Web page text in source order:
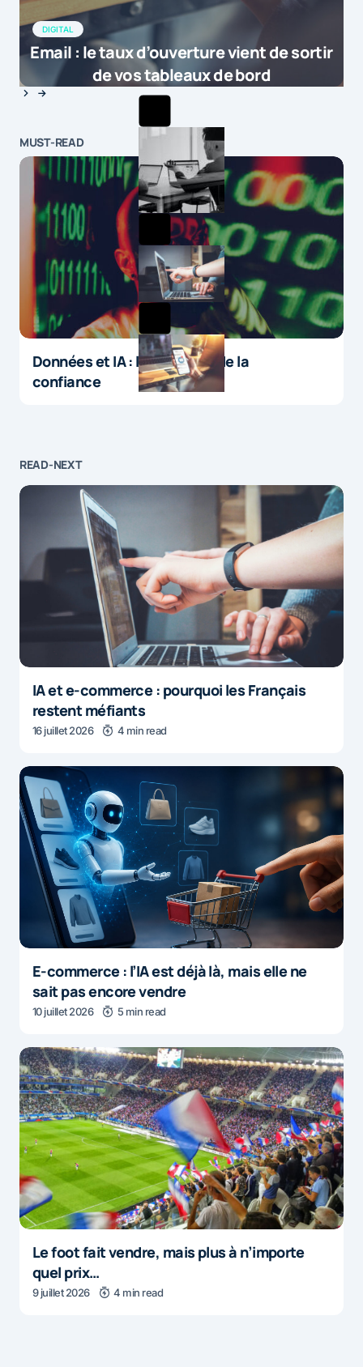
DIGITAL
Email : le taux d’ouverture vient de sortir
de vos tableaux de bord
MUST-READ
Données et IA : le paradoxe de la
confiance
READ-NEXT
IA et e-commerce : pourquoi les Français
restent méfiants
16 juillet 2026 4 min read
E-commerce : l’IA est déjà là, mais elle ne
sait pas encore vendre
10 juillet 2026 5 min read
Le foot fait vendre, mais plus à n’importe
quel prix…
9 juillet 2026 4 min read